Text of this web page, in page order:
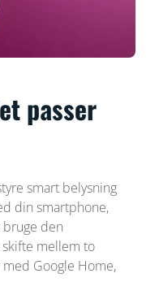
passer
smart belysning
din smartphone,
den
mellem to
Google Home,